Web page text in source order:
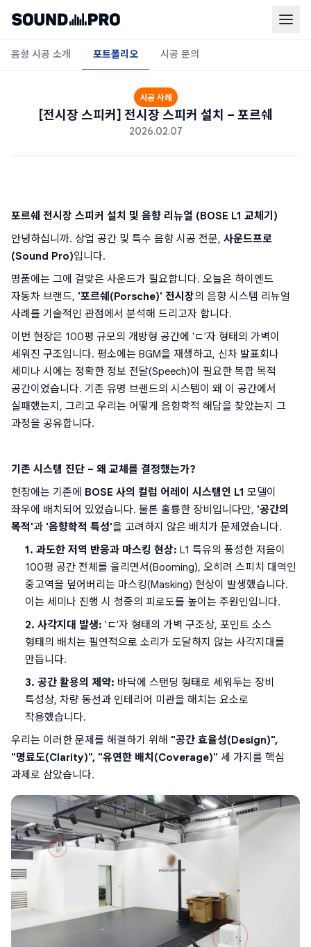
음향 시공 소개 포트폴리오 시공 문의
시공 사례
[전시장 스피커] 전시장 스피커 설치 – 포르쉐
2026.02.07
포르쉐 전시장 스피커 설치 및 음향 리뉴얼 (BOSE L1 교체기)
안녕하십니까. 상업 공간 및 특수 음향 시공 전문, 사운드프로
(Sound Pro)입니다.
명품에는 그에 걸맞은 사운드가 필요합니다. 오늘은 하이엔드
자동차 브랜드, '포르쉐(Porsche)' 전시장의 음향 시스템 리뉴얼
사례를 기술적인 관점에서 분석해 드리고자 합니다.
이번 현장은 100평 규모의 개방형 공간에 'ㄷ'자 형태의 가벽이
세워진 구조입니다. 평소에는 BGM을 재생하고, 신차 발표회나
세미나 시에는 정확한 정보 전달(Speech)이 필요한 복합 목적
공간이었습니다. 기존 유명 브랜드의 시스템이 왜 이 공간에서
실패했는지, 그리고 우리는 어떻게 음향학적 해답을 찾았는지 그
과정을 공유합니다.
기존 시스템 진단 – 왜 교체를 결정했는가?
현장에는 기존에 BOSE 사의 컬럼 어레이 시스템인 L1 모델이
좌우에 배치되어 있었습니다. 물론 훌륭한 장비입니다만, '공간의
목적'과 '음향학적 특성'을 고려하지 않은 배치가 문제였습니다.
1. 과도한 저역 반응과 마스킹 현상: L1 특유의 풍성한 저음이
100평 공간 전체를 울리면서(Booming), 오히려 스피치 대역인
중고역을 덮어버리는 마스킹(Masking) 현상이 발생했습니다.
이는 세미나 진행 시 청중의 피로도를 높이는 주원인입니다.
2. 사각지대 발생: 'ㄷ'자 형태의 가벽 구조상, 포인트 소스
형태의 배치는 필연적으로 소리가 도달하지 않는 사각지대를
만듭니다.
3. 공간 활용의 제약: 바닥에 스탠딩 형태로 세워두는 장비
특성상, 차량 동선과 인테리어 미관을 해치는 요소로
작용했습니다.
우리는 이러한 문제를 해결하기 위해 "공간 효율성(Design)",
"명료도(Clarity)", "유연한 배치(Coverage)" 세 가지를 핵심
과제로 삼았습니다.